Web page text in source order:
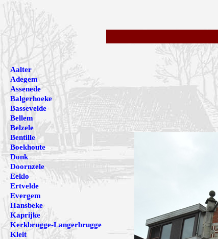
Aalter
Adegem
Assenede
Balgerhoeke
Bassevelde
Bellem
Belzele
Bentille
Boekhoute
Donk
Doornzele
Eeklo
Ertvelde
Evergem
Hansbeke
Kaprijke
Kerkbrugge-Langerbrugge
Kleit